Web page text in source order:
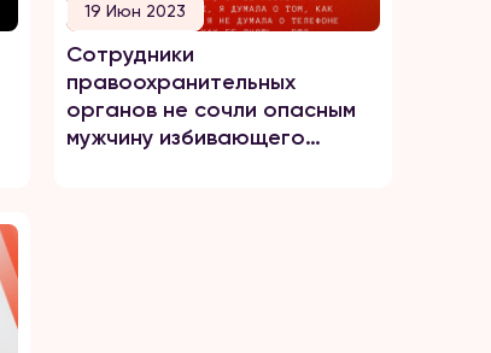
19 Июн 2023
Сотрудники
правоохранительных
органов не сочли опасным
мужчину избивающего